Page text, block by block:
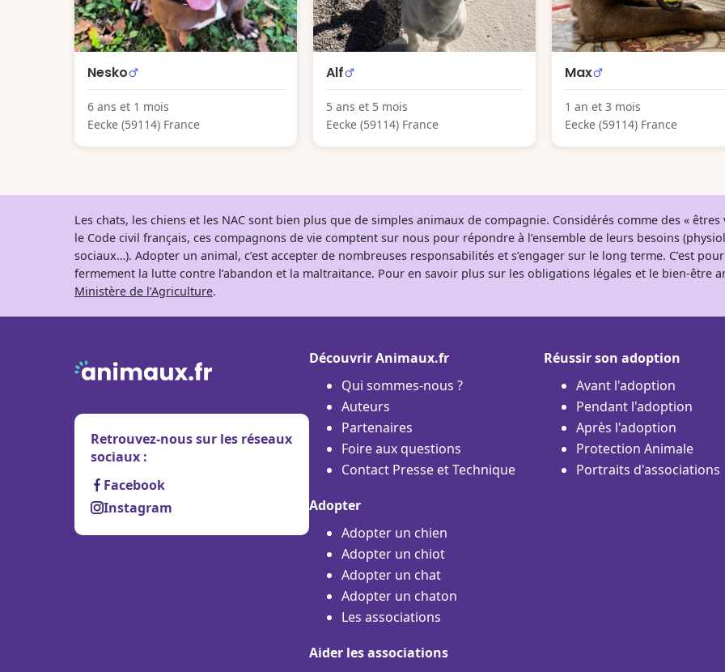
Nesko
6 ans et 1 mois
Eecke (59114) France
Alf
5 ans et 5 mois
Eecke (59114) France
Max
1 an et 3 mois
Eecke (59114) France
Les chats, les chiens et les NAC sont bien plus que de simples animaux de compagnie. Considérés comme des «
le Code civil français, ces compagnons de vie comptent sur nous pour répondre à l’ensemble de leurs besoins
sociaux…). Adopter un animal, c’est accepter de nombreuses responsabilités et s’engager sur le long terme. C’est
fermement la lutte contre l’abandon et la maltraitance. Pour en savoir plus sur les obligations légales et le bien-être
Ministère de l’Agriculture.
Retrouvez-nous sur les réseaux
sociaux :
Facebook
Instagram
Découvrir Animaux.fr
Qui sommes-nous ?
Auteurs
Partenaires
Foire aux questions
Contact Presse et Technique
Adopter
Adopter un chien
Adopter un chiot
Adopter un chat
Adopter un chaton
Les associations
Aider les associations
Réussir son adoption
Avant l'adoption
Pendant l'adoption
Après l'adoption
Protection Animale
Portraits d'associations